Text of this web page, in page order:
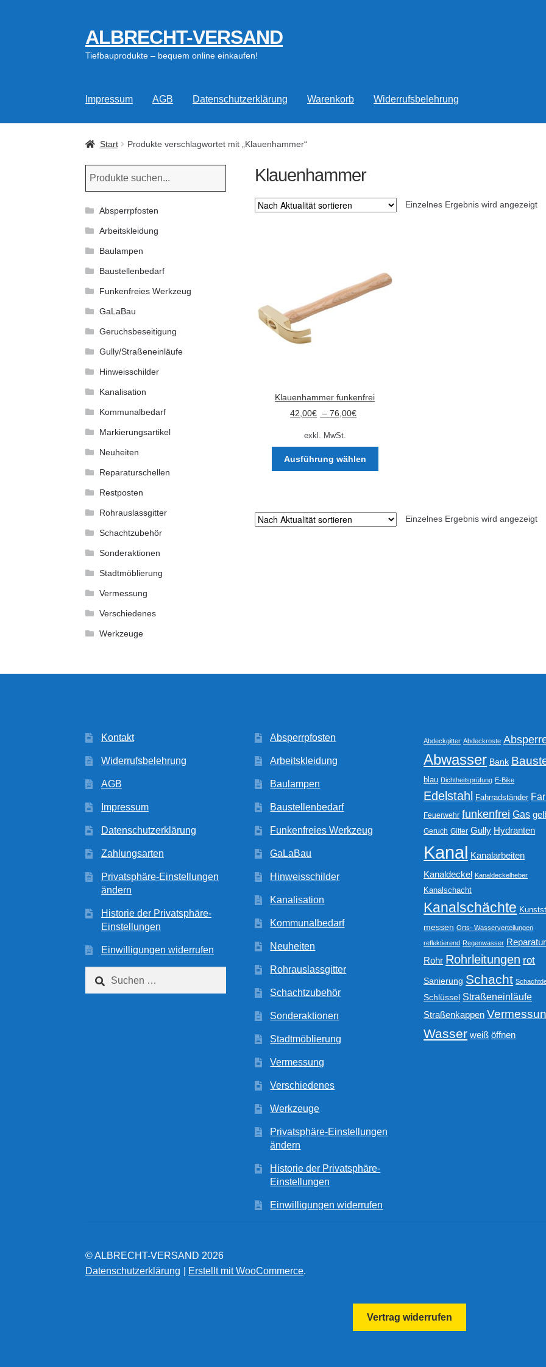
Zur
Navigation
springen
Zum
Inhalt
springen
ALBRECHT-VERSAND
Tiefbauprodukte – bequem online einkaufen!
Impressum AGB Datenschutzerklärung Warenkorb Widerrufsbelehrung
Start Produkte verschlagwortet mit „Klauenhammer“
Klauenhammer
Einzelnes Ergebnis wird angezeigt
Klauenhammer funkenfrei
42,00€ –76,00€
exkl. MwSt.
Ausführung wählen
auf.
Einzelnes Ergebnis wird angezeigt
Absperrpfosten
Arbeitskleidung
Baulampen
Baustellenbedarf
Funkenfreies Werkzeug
GaLaBau
Geruchsbeseitigung
Gully/Straßeneinläufe
Hinweisschilder
Kanalisation
Kommunalbedarf
Markierungsartikel
Neuheiten
Reparaturschellen
Restposten
Rohrauslassgitter
Schachtzubehör
Sonderaktionen
Stadtmöblierung
Vermessung
Verschiedenes
Werkzeuge
Kontakt
Widerrufsbelehrung
AGB
Impressum
Datenschutzerklärung
Zahlungsarten
Privatsphäre-Einstellungen
ändern
Historie der Privatsphäre-
Einstellungen
Einwilligungen widerrufen
nach:
Absperrpfosten
Arbeitskleidung
Baulampen
Baustellenbedarf
Funkenfreies Werkzeug
GaLaBau
Hinweisschilder
Kanalisation
Kommunalbedarf
Neuheiten
Rohrauslassgitter
Schachtzubehör
Sonderaktionen
Stadtmöblierung
Vermessung
Verschiedenes
Werkzeuge
Privatsphäre-Einstellungen
ändern
Historie der Privatsphäre-
Einstellungen
Einwilligungen widerrufen
Abdeckgitter Abdeckroste
Abwasser Bank
blau Dichtheitsprüfung E-Bike
Edelstahl Fahrradständer
Feuerwehr funkenfrei Gas
Geruch Gitter Gully Hydranten
Kanal Kanalarbeiten
Kanaldeckel Kanaldeckelheber
Kanalschacht
Kanalschächte
messen Orts- Wasserverteilungen
reflektierend Regenwasser Reparatur
Rohr Rohrleitungen rot
Sanierung Schacht
Schlüssel Straßeneinläufe
Straßenkappen
Wasser weiß öffnen
© ALBRECHT-VERSAND 2026
Datenschutzerklärung
Erstellt mit WooCommerce.
Vertrag widerrufen